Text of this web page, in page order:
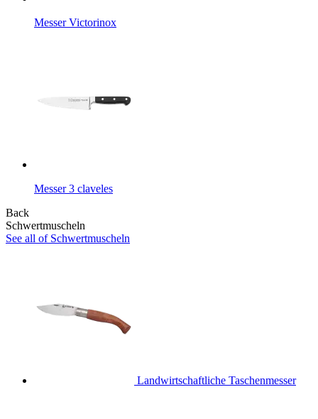
Messer Victorinox
Messer 3 claveles
Back
Schwertmuscheln
See all of Schwertmuscheln
Landwirtschaftliche Taschenmesser